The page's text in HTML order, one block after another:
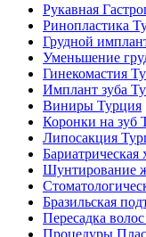
Рукавная
Ринопластика
Грудной
Уменьшение
Гинекомастия
Имплант зуба
Виниры Турция
Коронки на зуб
Липосакция
Шунтирование
Бразильская
Пересадка
Процедуры